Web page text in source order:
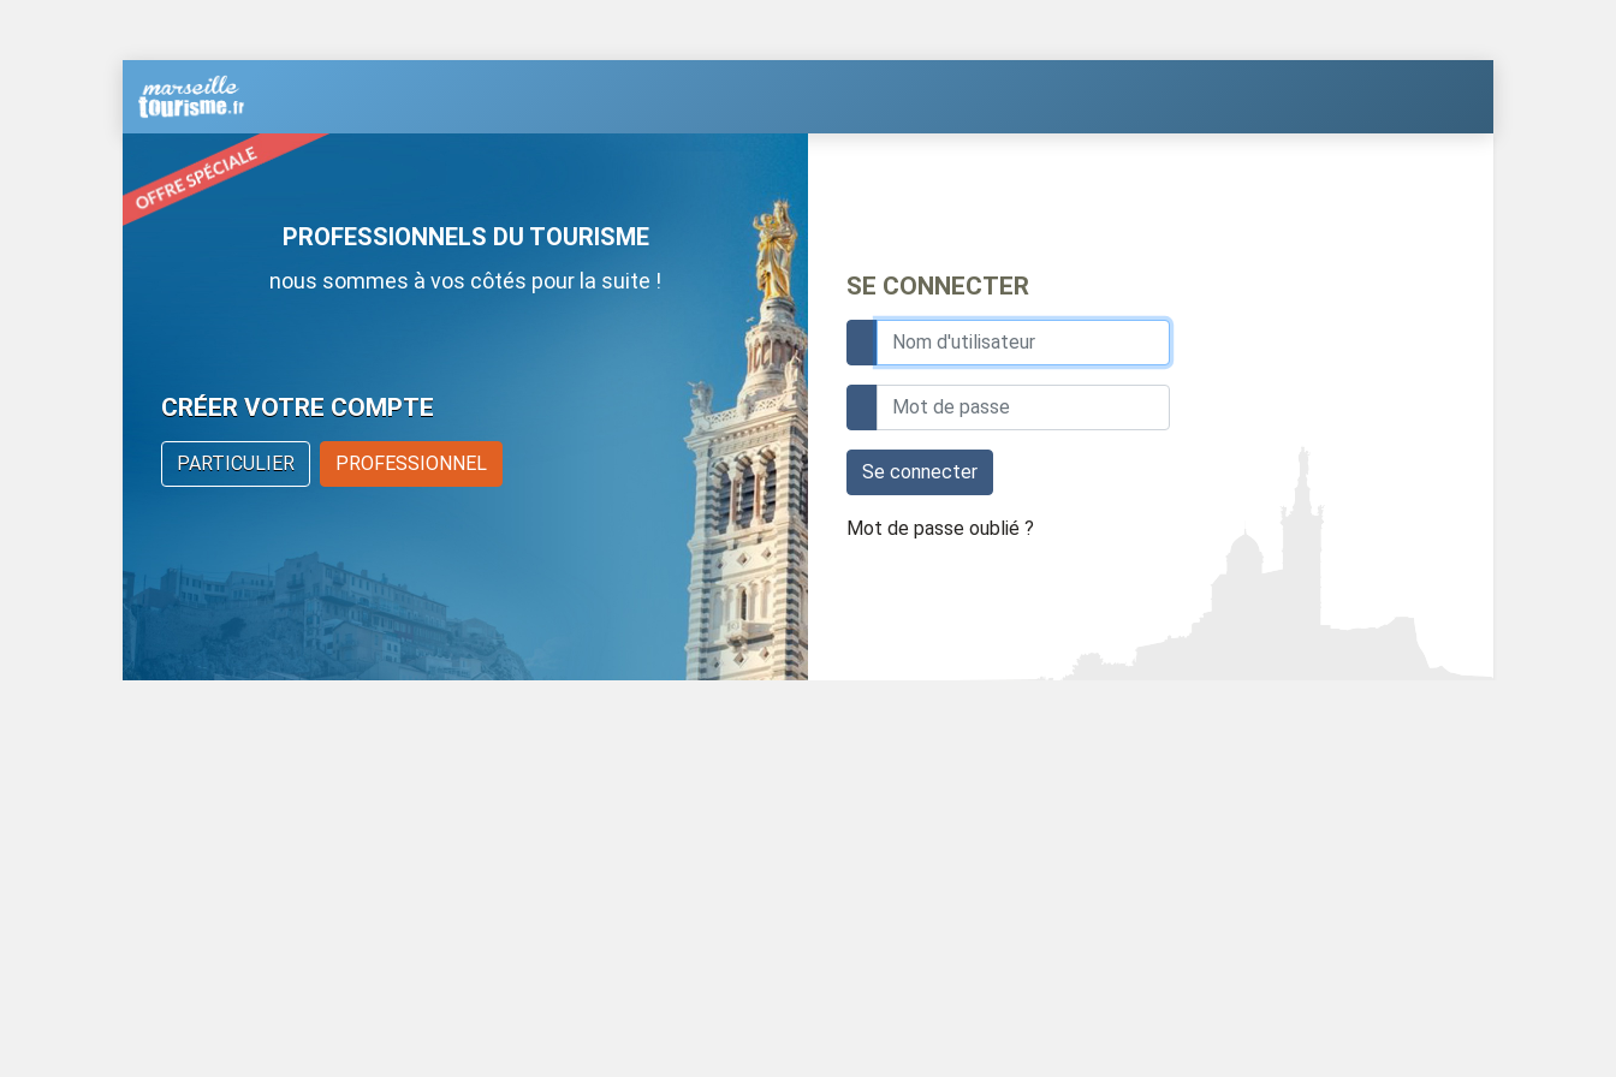
PROFESSIONNELS DU TOURISME
nous sommes à vos côtés pour la suite !
CRÉER VOTRE COMPTE
PARTICULIER PROFESSIONNEL
SE CONNECTER
Se connecter
Mot de passe oublié ?